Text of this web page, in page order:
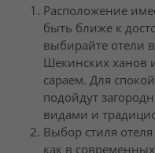
Расположение
быть ближе к
выбирайте отели
Шекинских ханов
сараем. Для
подойдут
видами и
Выбор стиля
как в